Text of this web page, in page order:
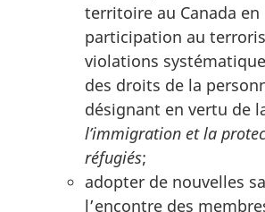
territoire au Canada
participation au
violations
des droits de la
désignant en vertu de
l’immigration et la
réfugiés;
adopter de nouvelles
l’encontre des